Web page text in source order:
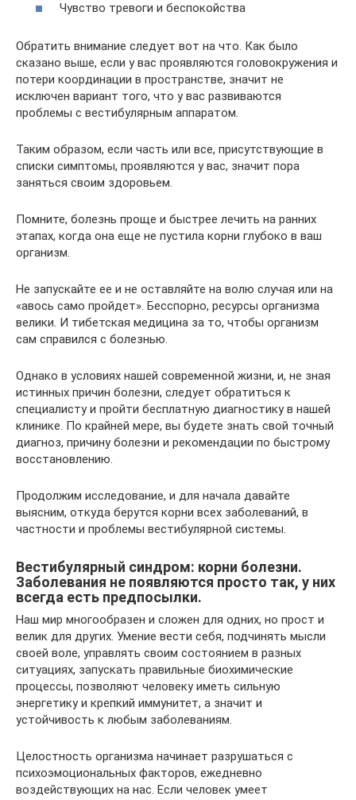
Чувство тревоги и беспокойства
Обратить внимание следует вот на что. Как было
сказано выше, если у вас проявляются головокружения и
потери координации в пространстве, значит не
исключен вариант того, что у вас развиваются
проблемы с вестибулярным аппаратом.
Таким образом, если часть или все, присутствующие в
списки симптомы, проявляются у вас, значит пора
заняться своим здоровьем.
Помните, болезнь проще и быстрее лечить на ранних
этапах, когда она еще не пустила корни глубоко в ваш
организм.
Не запускайте ее и не оставляйте на волю случая или на
«авось само пройдет». Бесспорно, ресурсы организма
велики. И тибетская медицина за то, чтобы организм
сам справился с болезнью.
Однако в условиях нашей современной жизни, и, не зная
истинных причин болезни, следует обратиться к
специалисту и пройти бесплатную диагностику в нашей
клинике. По крайней мере, вы будете знать свой точный
диагноз, причину болезни и рекомендации по быстрому
восстановлению.
Продолжим исследование, и для начала давайте
выясним, откуда берутся корни всех заболеваний, в
частности и проблемы вестибулярной системы.
Вестибулярный синдром: корни болезни.
Заболевания не появляются просто так, у них
всегда есть предпосылки.
Наш мир многообразен и сложен для одних, но прост и
велик для других. Умение вести себя, подчинять мысли
своей воле, управлять своим состоянием в разных
ситуациях, запускать правильные биохимические
процессы, позволяют человеку иметь сильную
энергетику и крепкий иммунитет, а значит и
устойчивость к любым заболеваниям.
Целостность организма начинает разрушаться с
психоэмоциональных факторов, ежедневно
воздействующих на нас. Если человек умеет